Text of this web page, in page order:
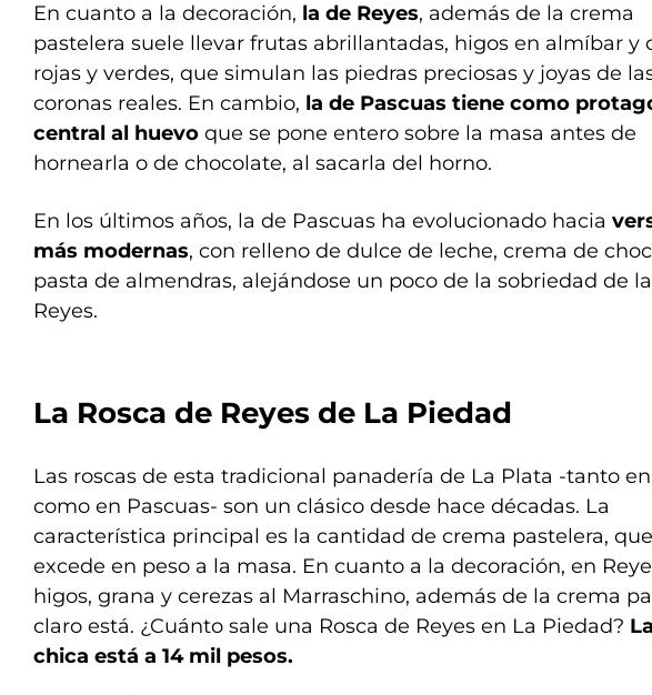
En cuanto a la decoración, la de Reyes, además de la crema
pastelera suele llevar frutas abrillantadas, higos en almíbar y
rojas y verdes, que simulan las piedras preciosas y joyas de
coronas reales. En cambio, la de Pascuas tiene como
central al huevo que se pone entero sobre la masa antes de
hornearla o de chocolate, al sacarla del horno.
En los últimos años, la de Pascuas ha evolucionado hacia
más modernas, con relleno de dulce de leche, crema de
pasta de almendras, alejándose un poco de la sobriedad de
Reyes.
La Rosca de Reyes de La Piedad
Las roscas de esta tradicional panadería de La Plata -tanto
como en Pascuas- son un clásico desde hace décadas. La
característica principal es la cantidad de crema pastelera, que
excede en peso a la masa. En cuanto a la decoración, en
higos, grana y cerezas al Marraschino, además de la crema
claro está. ¿Cuánto sale una Rosca de Reyes en La Piedad?
chica está a 14 mil pesos.